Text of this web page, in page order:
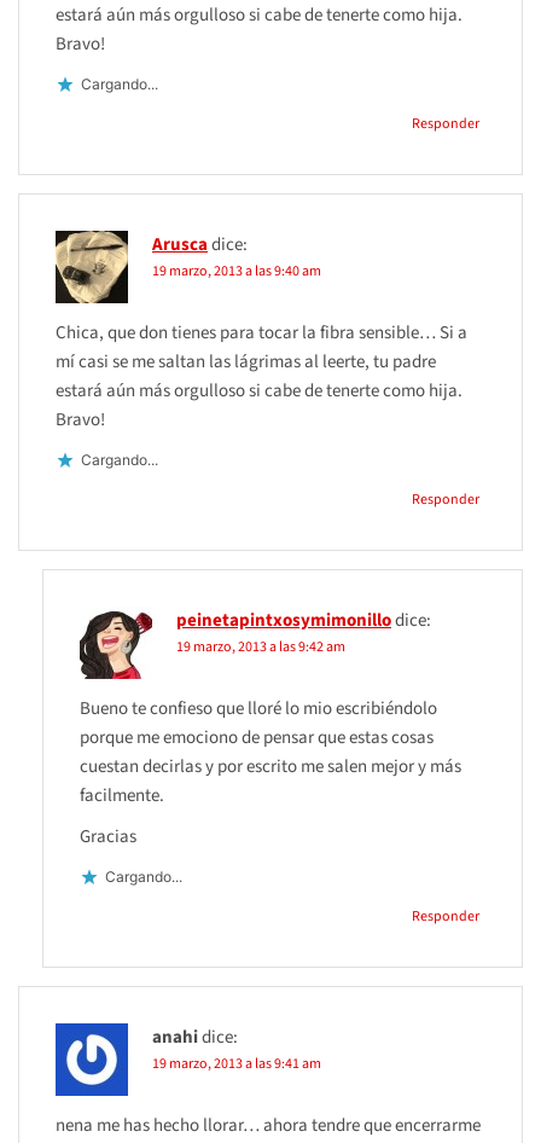
estará aún más orgulloso si cabe de tenerte como hija.
Bravo!
Cargando...
Responder
Aruscadice:
19 marzo, 2013 a las 9:40 am
Chica, que don tienes para tocar la fibra sensible… Si a
mí casi se me saltan las lágrimas al leerte, tu padre
estará aún más orgulloso si cabe de tenerte como hija.
Bravo!
Cargando...
Responder
peinetapintxosymimonillodice:
19 marzo, 2013 a las 9:42 am
Bueno te confieso que lloré lo mio escribiéndolo
porque me emociono de pensar que estas cosas
cuestan decirlas y por escrito me salen mejor y más
facilmente.
Gracias
Cargando...
Responder
anahidice:
19 marzo, 2013 a las 9:41 am
nena me has hecho llorar… ahora tendre que encerrarme